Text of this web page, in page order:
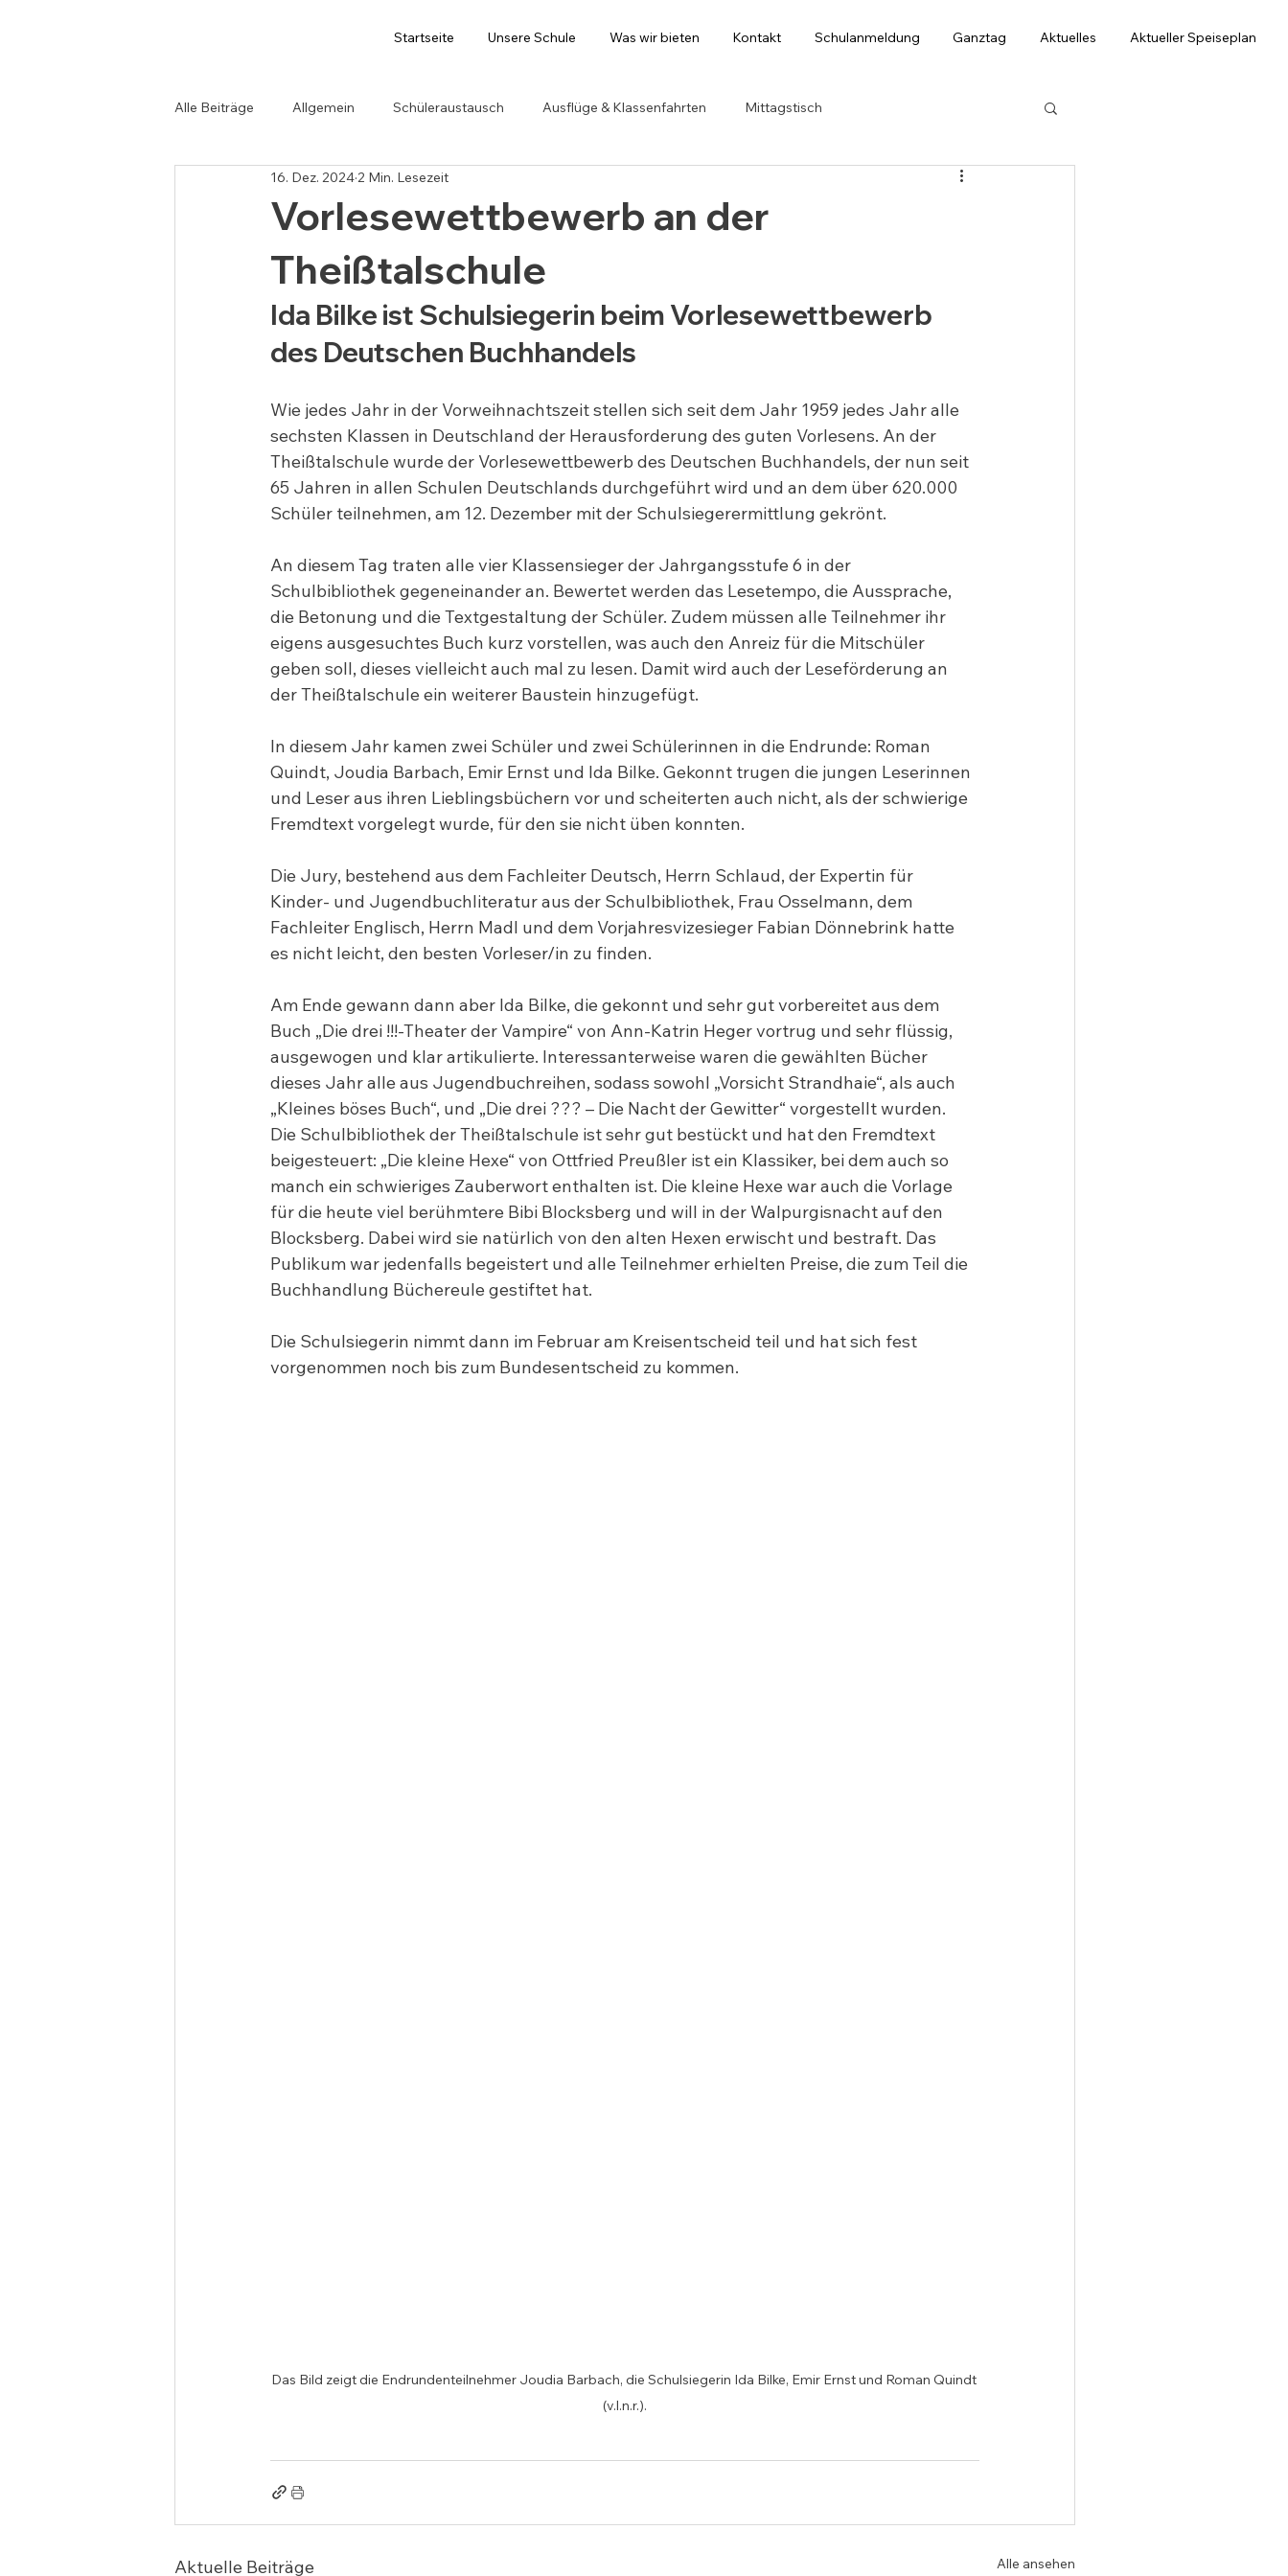
Startseite Unsere Schule Was wir bieten Kontakt Schulanmeldung Ganztag Aktuelles Aktueller Speiseplan
Alle Beiträge Allgemein Schüleraustausch Ausflüge & Klassenfahrten Mittagstisch
Vorlesewettbewerb an der
Theißtalschule
16. Dez. 2024 2 Min. Lesezeit
Ida Bilke ist Schulsiegerin beim Vorlesewettbewerb
des Deutschen Buchhandels
Wie jedes Jahr in der Vorweihnachtszeit stellen sich seit dem Jahr 1959 jedes Jahr alle
sechsten Klassen in Deutschland der Herausforderung des guten Vorlesens. An der
Theißtalschule wurde der Vorlesewettbewerb des Deutschen Buchhandels, der nun seit
65 Jahren in allen Schulen Deutschlands durchgeführt wird und an dem über 620.000
Schüler teilnehmen, am 12. Dezember mit der Schulsiegerermittlung gekrönt.
An diesem Tag traten alle vier Klassensieger der Jahrgangsstufe 6 in der
Schulbibliothek gegeneinander an. Bewertet werden das Lesetempo, die Aussprache,
die Betonung und die Textgestaltung der Schüler. Zudem müssen alle Teilnehmer ihr
eigens ausgesuchtes Buch kurz vorstellen, was auch den Anreiz für die Mitschüler
geben soll, dieses vielleicht auch mal zu lesen. Damit wird auch der Leseförderung an
der Theißtalschule ein weiterer Baustein hinzugefügt.
In diesem Jahr kamen zwei Schüler und zwei Schülerinnen in die Endrunde: Roman
Quindt, Joudia Barbach, Emir Ernst und Ida Bilke. Gekonnt trugen die jungen Leserinnen
und Leser aus ihren Lieblingsbüchern vor und scheiterten auch nicht, als der schwierige
Fremdtext vorgelegt wurde, für den sie nicht üben konnten.
Die Jury, bestehend aus dem Fachleiter Deutsch, Herrn Schlaud, der Expertin für
Kinder- und Jugendbuchliteratur aus der Schulbibliothek, Frau Osselmann, dem
Fachleiter Englisch, Herrn Madl und dem Vorjahresvizesieger Fabian Dönnebrink hatte
es nicht leicht, den besten Vorleser/in zu finden.
Am Ende gewann dann aber Ida Bilke, die gekonnt und sehr gut vorbereitet aus dem
Buch „Die drei !!!-Theater der Vampire“ von Ann-Katrin Heger vortrug und sehr flüssig,
ausgewogen und klar artikulierte. Interessanterweise waren die gewählten Bücher
dieses Jahr alle aus Jugendbuchreihen, sodass sowohl „Vorsicht Strandhaie“, als auch
„Kleines böses Buch“, und „Die drei ??? – Die Nacht der Gewitter“ vorgestellt wurden.
Die Schulbibliothek der Theißtalschule ist sehr gut bestückt und hat den Fremdtext
beigesteuert: „Die kleine Hexe“ von Ottfried Preußler ist ein Klassiker, bei dem auch so
manch ein schwieriges Zauberwort enthalten ist. Die kleine Hexe war auch die Vorlage
für die heute viel berühmtere Bibi Blocksberg und will in der Walpurgisnacht auf den
Blocksberg. Dabei wird sie natürlich von den alten Hexen erwischt und bestraft. Das
Publikum war jedenfalls begeistert und alle Teilnehmer erhielten Preise, die zum Teil die
Buchhandlung Büchereule gestiftet hat.
Die Schulsiegerin nimmt dann im Februar am Kreisentscheid teil und hat sich fest
vorgenommen noch bis zum Bundesentscheid zu kommen.
Das Bild zeigt die Endrundenteilnehmer Joudia Barbach, die Schulsiegerin Ida Bilke, Emir Ernst und Roman Quindt
(v.l.n.r.).
Aktuelle Beiträge Alle ansehen